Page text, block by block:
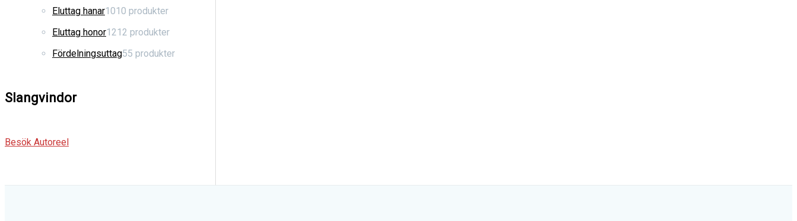
Eluttag hanar1010 produkter
Eluttag honor1212 produkter
Fördelningsuttag55 produkter
Slangvindor
Besök Autoreel